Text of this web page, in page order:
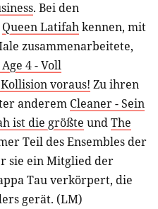
. Bei den
Queen Latifahkennen, mit
zusammenarbeitete,
4 - Voll
voraus! Zu ihren
anderem Cleaner - Sein
ist die größte undThe
Teil des Ensembles der
sie ein Mitglied der
Tau verkörpert, die
gerät. (LM)